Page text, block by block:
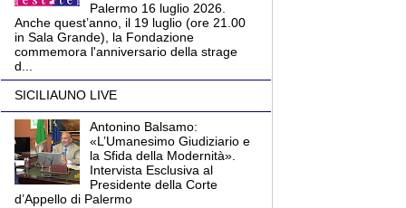
Palermo 16 luglio 2026.
Anche quest’anno, il 19 luglio (ore 21.00
in Sala Grande), la Fondazione
commemora l'anniversario della strage
d...
SICILIAUNO LIVE
Antonino Balsamo:
«L’Umanesimo Giudiziario e
la Sfida della Modernità».
Intervista Esclusiva al
Presidente della Corte
d’Appello di Palermo